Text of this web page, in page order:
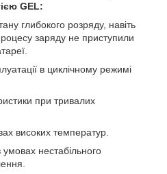
GEL:
глибокого розряду, навіть
заряду не приступили
в циклічному режимі
при тривалих
високих температур.
нестабільного